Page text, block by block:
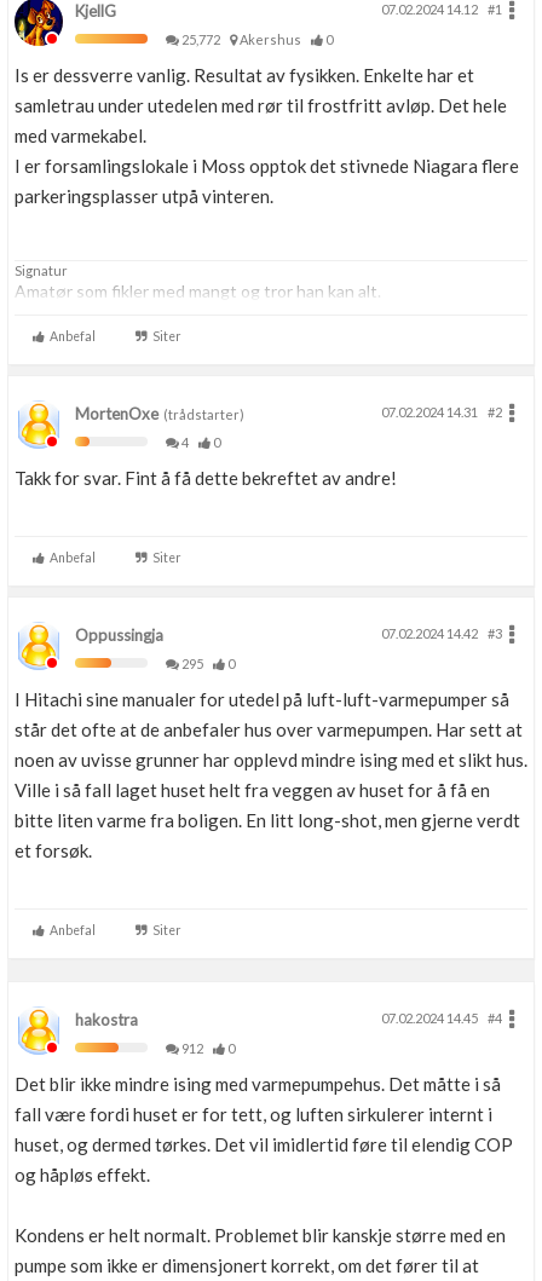
KjellG 07.02.2024 14.12
#1
25,772
Akershus 0
Is er dessverre vanlig. Resultat av fysikken. Enkelte har et
samletrau under utedelen med rør til frostfritt avløp. Det hele
med varmekabel.
I er forsamlingslokale i Moss opptok det stivnede Niagara flere
parkeringsplasser utpå vinteren.
Signatur
Amatør som fikler med mangt og tror han kan alt.
Anbefal Siter
MortenOxe(trådstarter) 07.02.2024 14.31
#2
4
0
Takk for svar. Fint å få dette bekreftet av andre!
Anbefal Siter
Oppussingja 07.02.2024 14.42
#3
295
0
I Hitachi sine manualer for utedel på luft-luft-varmepumper så
står det ofte at de anbefaler hus over varmepumpen. Har sett at
noen av uvisse grunner har opplevd mindre ising med et slikt hus.
Ville i så fall laget huset helt fra veggen av huset for å få en
bitte liten varme fra boligen. En litt long-shot, men gjerne verdt
et forsøk.
Anbefal Siter
hakostra 07.02.2024 14.45
#4
912
0
Det blir ikke mindre ising med varmepumpehus. Det måtte i så
fall være fordi huset er for tett, og luften sirkulerer internt i
huset, og dermed tørkes. Det vil imidlertid føre til elendig COP
og håpløs effekt.
Kondens er helt normalt. Problemet blir kanskje større med en
pumpe som ikke er dimensjonert korrekt, om det fører til at